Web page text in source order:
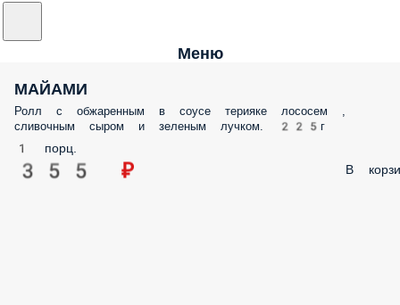
Меню
МАЙАМИ
Ролл с обжаренным в соусе терияке лососем ,
сливочным сыром и зеленым лучком. 225г
1 порц.
355 ₽ В